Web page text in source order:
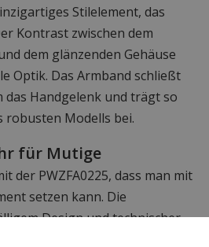
Stilelement, das
Kontrast zwischen dem
dem glänzenden Gehäuse
Optik. Das Armband schließt
das Handgelenk und trägt so
robusten Modells bei.
für Mutige
der PWZFA0225, dass man mit
setzen kann. Die
Design und technischer